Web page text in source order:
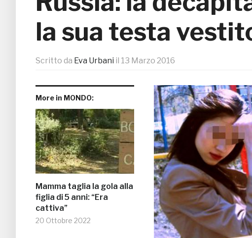
la sua testa
Scritto da Eva Urbani il 13 Marzo 2016
More in MONDO:
Mamma taglia la gola alla
figlia di 5 anni: “Era
cattiva”
20 Ottobre 2022